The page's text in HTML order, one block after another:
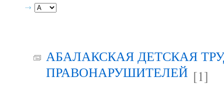
АБАЛАКСКАЯ ДЕТСКАЯ
ПРАВОНАРУШИТЕЛЕЙ [1]